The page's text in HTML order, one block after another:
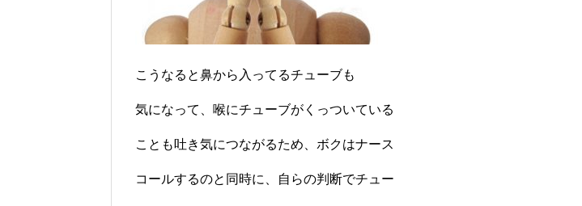
こうなると鼻から入ってるチューブも
気になって、喉にチューブがくっついている
ことも吐き気につながるため、ボクはナース
コールするのと同時に、自らの判断でチュー